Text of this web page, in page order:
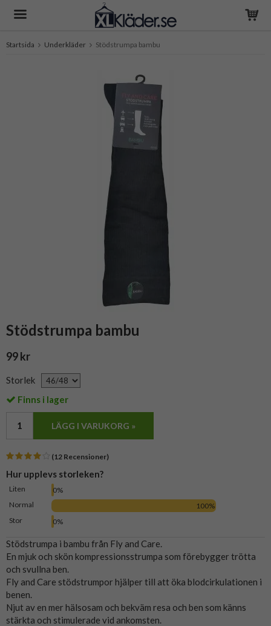
Startsida Underkläder Stödstrumpa bambu
Stödstrumpa bambu
99 kr
Storlek
Finns i lager
LÄGG I VARUKORG »
(12 Recensioner)
Hur upplevs storleken?
Liten
0%
Normal
100%
Stor
0%
Stödstrumpa i bambu från Fly and Care.
En mjuk och skön kompressionsstrumpa som förebygger trötta
och svullna ben.
Fly and Care stödstrumpor hjälper till att öka blodcirkulationen i
benen.
Njut av en mer hälsosam och bekväm resa och ben som känns
stärkta och stimulerade vid ankomsten.